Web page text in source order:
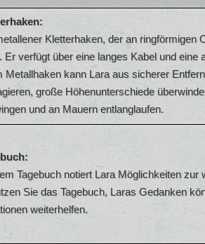
Kletterhaken, der an ringförmigen
Er verfügt über eine langes Kabel und eine
Metallhaken kann Lara aus sicherer
große Höhenunterschiede
und an Mauern entlanglaufen.
Tagebuch notiert Lara Möglichkeiten zur
Sie das Tagebuch, Laras Gedanken
weiterhelfen.